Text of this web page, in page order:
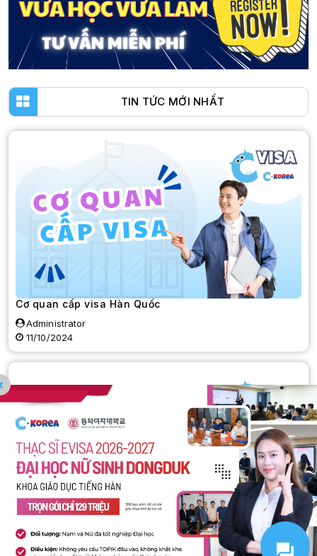
TIN TỨC MỚI NHẤT
Cơ quan cấp visa Hàn Quốc
Administrator
11/10/2024
Lịch thi TOPIK